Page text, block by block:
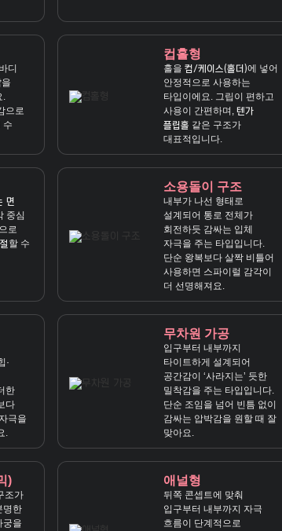
디
을
.
으로
수
컵홀형
홀을 컵/케이스(홀더)에 넣어
안정적으로 사용하는
타입이에요. 그립이 편하고
사용이 간편하며, 텐가
플립홀 같은 구조가
대표적입니다.
면
중심
로
할 수
소용돌이 구조
내부가 나선 형태로
설계되어 통로 전체가
회전하듯 감싸는 입체
자극을 주는 타입입니다.
단순 왕복보다 살짝 비틀어
사용하면 스파이럴 감각이
더 선명해져요.
·
한
다
극을
.
무차원 가공
입구부터 내부까지
타이트하게 설계되어
공간감이 ‘사라지는’ 듯한
밀착감을 주는 타입입니다.
단순 조임을 넘어 빈틈 없이
감싸는 압박감을 원할 때 잘
맞아요.
)
조가
명한
궁을
애널형
뒤쪽 콘셉트에 맞춰
입구부터 내부까지 자극
흐름이 단계적으로